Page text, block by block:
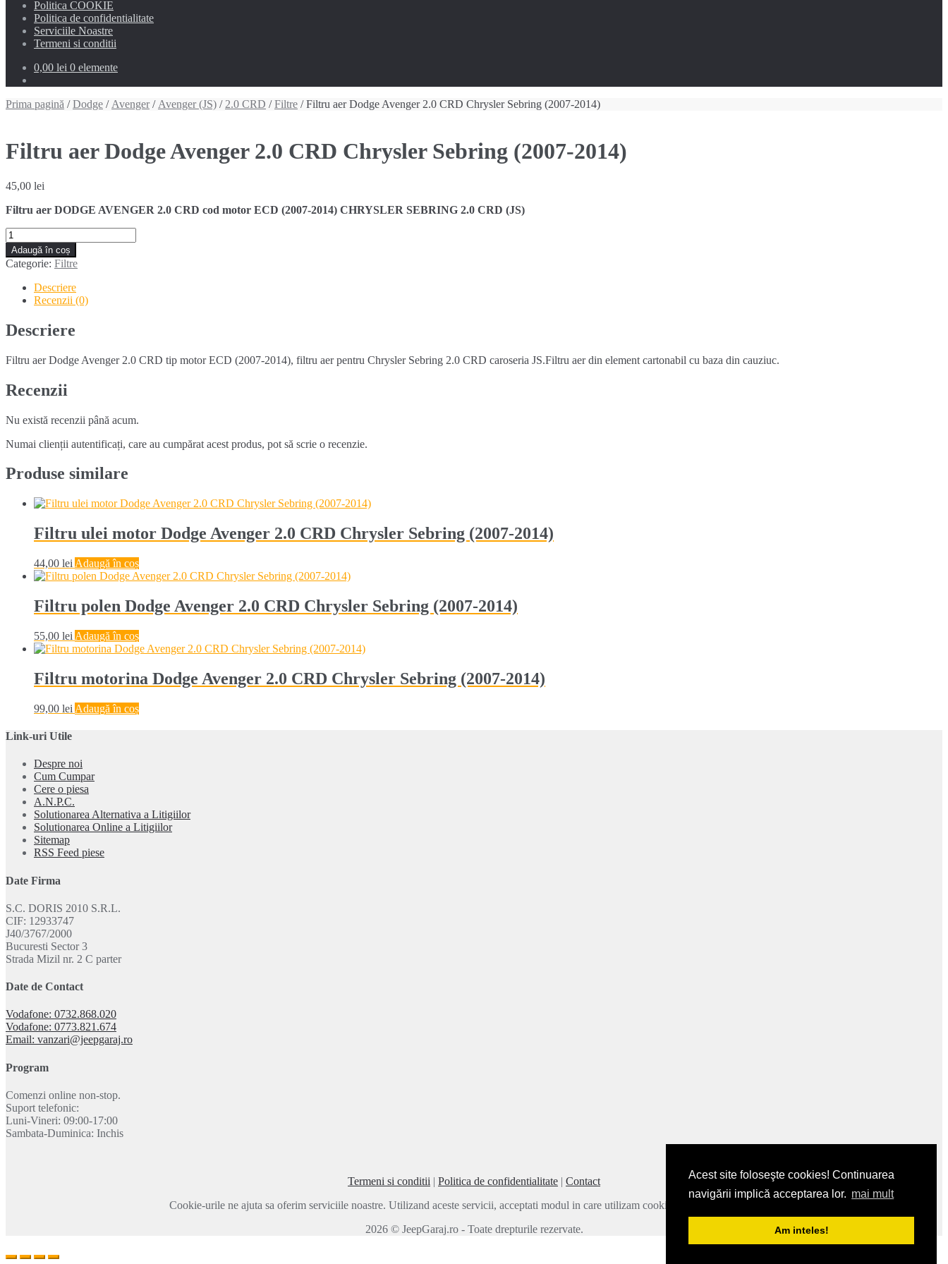
Acest site foloseşte cookies! Continuarea
navigării implică acceptarea lor. mai mult
Am inteles!
Politica COOKIE
Politica de confidentialitate
Serviciile Noastre
Termeni si conditii
0,00 lei 0 elemente
Prima pagină /Dodge / Avenger/ Avenger (JS) / 2.0 CRD /Filtre / Filtru aer Dodge Avenger 2.0 CRD Chrysler Sebring (2007-2014)
Filtru aer Dodge Avenger 2.0 CRD Chrysler Sebring (2007-2014)
45,00 lei
Filtru aer DODGE AVENGER 2.0 CRD cod motor ECD (2007-2014) CHRYSLER SEBRING 2.0 CRD (JS)
Cantitate
Filtru
aer
Dodge
Avenger
Chrysler
Sebring
2014)
Adaugă în coș
Categorie: Filtre
Descriere
Recenzii (0)
Descriere
Filtru aer Dodge Avenger 2.0 CRD tip motor ECD (2007-2014), filtru aer pentru Chrysler Sebring 2.0 CRD caroseria JS.Filtru aer din element cartonabil cu baza din cauziuc.
Recenzii
Nu există recenzii până acum.
Numai clienții autentificați, care au cumpărat acest produs, pot să scrie o recenzie.
Produse similare
Filtru ulei motor Dodge Avenger 2.0 CRD Chrysler Sebring (2007-2014)
44,00 lei Adaugă în coș
Filtru polen Dodge Avenger 2.0 CRD Chrysler Sebring (2007-2014)
55,00 lei Adaugă în coș
Filtru motorina Dodge Avenger 2.0 CRD Chrysler Sebring (2007-2014)
99,00 lei Adaugă în coș
Link-uri Utile
Despre noi
Cum Cumpar
Cere o piesa
A.N.P.C.
Solutionarea Alternativa a Litigiilor
Solutionarea Online a Litigiilor
Sitemap
RSS Feed piese
Date Firma
S.C. DORIS 2010 S.R.L.
CIF: 12933747
J40/3767/2000
Bucuresti Sector 3
Strada Mizil nr. 2 C parter
Date de Contact
Vodafone: 0732.868.020
Vodafone: 0773.821.674
Email: vanzari@jeepgaraj.ro
Program
Comenzi online non-stop.
Suport telefonic:
Luni-Vineri: 09:00-17:00
Sambata-Duminica: Inchis
Termeni si conditii | Politica de confidentialitate | Contact
Cookie-urile ne ajuta sa oferim serviciile noastre. Utilizand aceste servicii, acceptati modul in care utilizam cookie-urile.
2026 © JeepGaraj.ro - Toate drepturile rezervate.